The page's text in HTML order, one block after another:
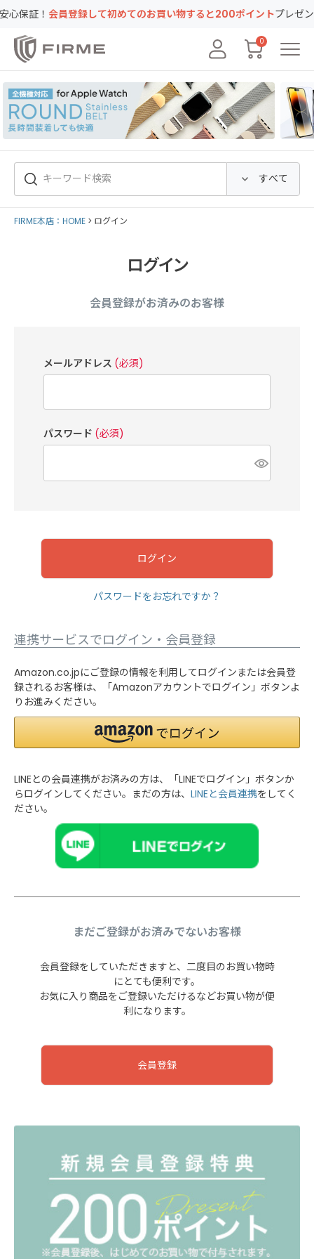
！会員登録して初めてのお買い物すると200ポイントプレゼント！
0
FIRME本店：HOME ログイン
ログイン
会員登録がお済みのお客様
メールアドレス (必須)
パスワード (必須)
ログイン
パスワードをお忘れですか？
連携サービスでログイン・会員登録
Amazon.co.jpにご登録の情報を利用してログインまたは会員登
録されるお客様は、「Amazonアカウントでログイン」ボタンよ
りお進みください。
LINEとの会員連携がお済みの方は、「LINEでログイン」ボタンか
らログインしてください。まだの方は、 LINEと会員連携をしてく
ださい。
まだご登録がお済みでないお客様
会員登録をしていただきますと、二度目のお買い物時
にとても便利です。
お気に入り商品をご登録いただけるなどお買い物が便
利になります。
会員登録